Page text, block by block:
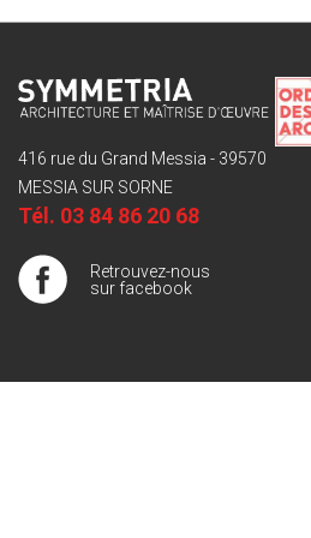
416 rue du Grand Messia - 39570
MESSIA SUR SORNE
Tél. 03 84 86 20 68
Retrouvez-nous
sur facebook